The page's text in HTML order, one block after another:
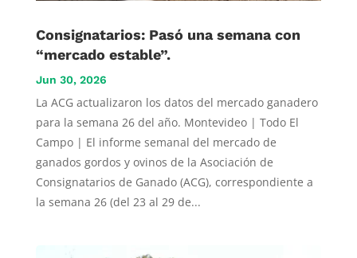
Consignatarios: Pasó una semana con
“mercado estable”.
Jun 30, 2026
La ACG actualizaron los datos del mercado ganadero
para la semana 26 del año. Montevideo | Todo El
Campo | El informe semanal del mercado de
ganados gordos y ovinos de la Asociación de
Consignatarios de Ganado (ACG), correspondiente a
la semana 26 (del 23 al 29 de...